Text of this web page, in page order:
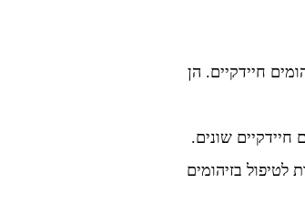
חיידקיים. הן
חיידקיים שונים.
לטיפול בזיהומים